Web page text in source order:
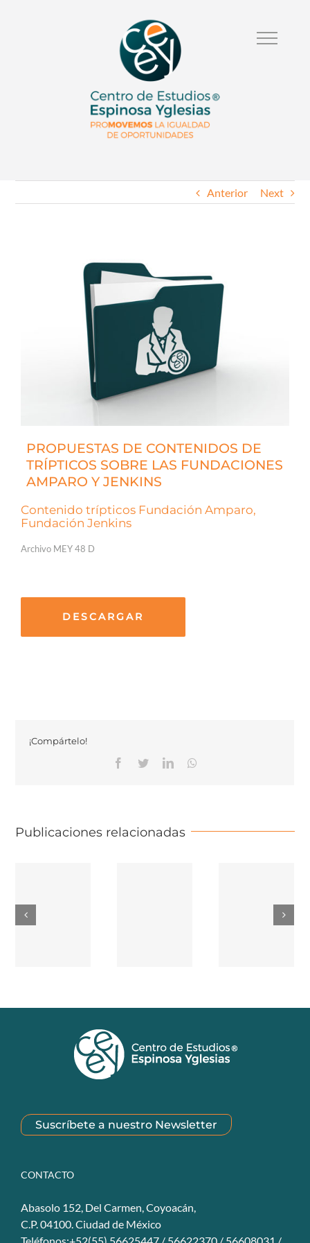
Anterior Next
PROPUESTAS DE CONTENIDOS DE
TRÍPTICOS SOBRE LAS FUNDACIONES
AMPARO Y JENKINS
Contenido trípticos Fundación Amparo,
Fundación Jenkins
Archivo MEY 48 D
DESCARGAR
¡Compártelo!
Facebook
TwitterLinkedinWhatsapp
Publicaciones relacionadas
Suscríbete a nuestro Newsletter
CONTACTO
Abasolo 152, Del Carmen, Coyoacán,
C.P. 04100. Ciudad de México